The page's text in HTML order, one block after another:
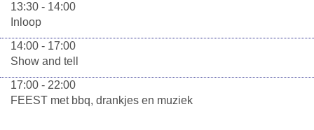
13:30 - 14:00
Inloop
14:00 - 17:00
Show and tell
17:00 - 22:00
FEEST met bbq, drankjes en muziek